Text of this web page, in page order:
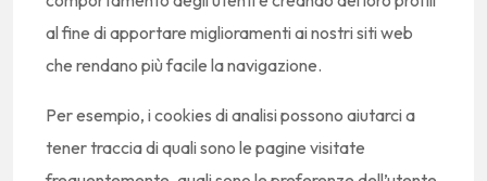
al fine di apportare miglioramenti ai nostri siti web
che rendano più facile la navigazione.
Per esempio, i cookies di analisi possono aiutarci a
tener traccia di quali sono le pagine visitate